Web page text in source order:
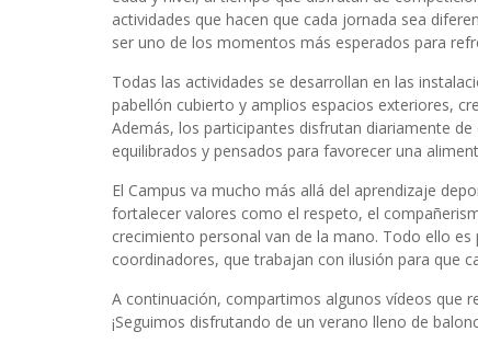
actividades que hacen que cada jornada sea
ser uno de los momentos más esperados para
Todas las actividades se desarrollan en las
pabellón cubierto y amplios espacios exteriores,
Además, los participantes disfrutan diariamente
equilibrados y pensados para favorecer una
El Campus va mucho más allá del aprendizaje
fortalecer valores como el respeto, el
crecimiento personal van de la mano. Todo ello
coordinadores, que trabajan con ilusión para que
A continuación, compartimos algunos vídeos que
¡Seguimos disfrutando de un verano lleno de